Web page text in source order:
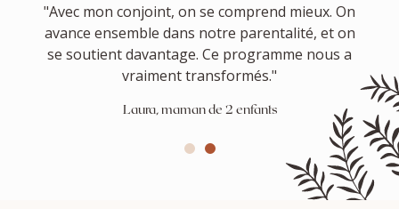
"Avec mon conjoint, on se comprend mieux. On
avance ensemble dans notre parentalité, et on
se soutient davantage. Ce programme nous a
vraiment transformés."
Laura, maman de 2 enfants